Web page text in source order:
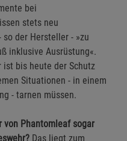
bei
stets neu
der Hersteller - »zu
inklusive Ausrüstung«.
bis heute der Schutz
Situationen - in einem
- tarnen müssen.
Phantomleaf sogar
Das liegt zum